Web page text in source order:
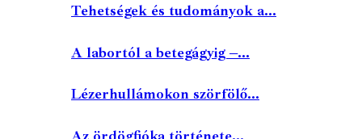
Tehetségek és tudományok a...
A labortól a betegágyig –...
Lézerhullámokon szörfölő...